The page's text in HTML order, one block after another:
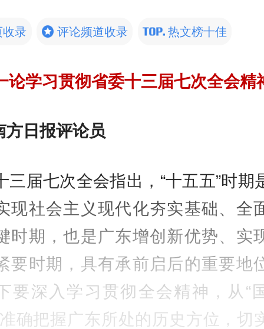
收录 评论频道收录 热文榜十佳
学习贯彻省委十三届七次全会精
方日报评论员
三届七次全会指出，“十五五”时期
现社会主义现代化夯实基础、全
时期，也是广东增创新优势、实
要时期，具有承前启后的重要地
要深入学习贯彻全会精神，从“
确把握广东所处的历史方位，切